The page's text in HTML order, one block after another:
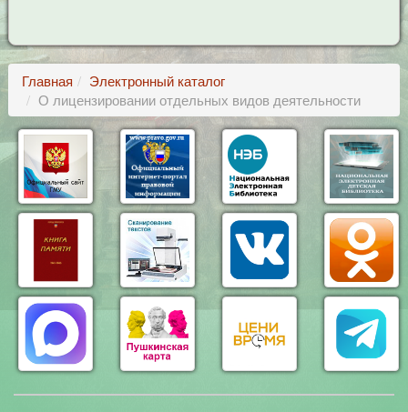
Главная
Электронный каталог
О лицензировании отдельных видов деятельности